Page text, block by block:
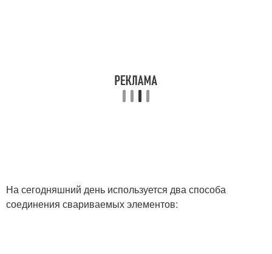
На сегодняшний день используется два способа
соединения свариваемых элементов: